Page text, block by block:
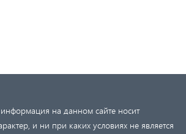
на данном сайте носит
и ни при каких условиях не является